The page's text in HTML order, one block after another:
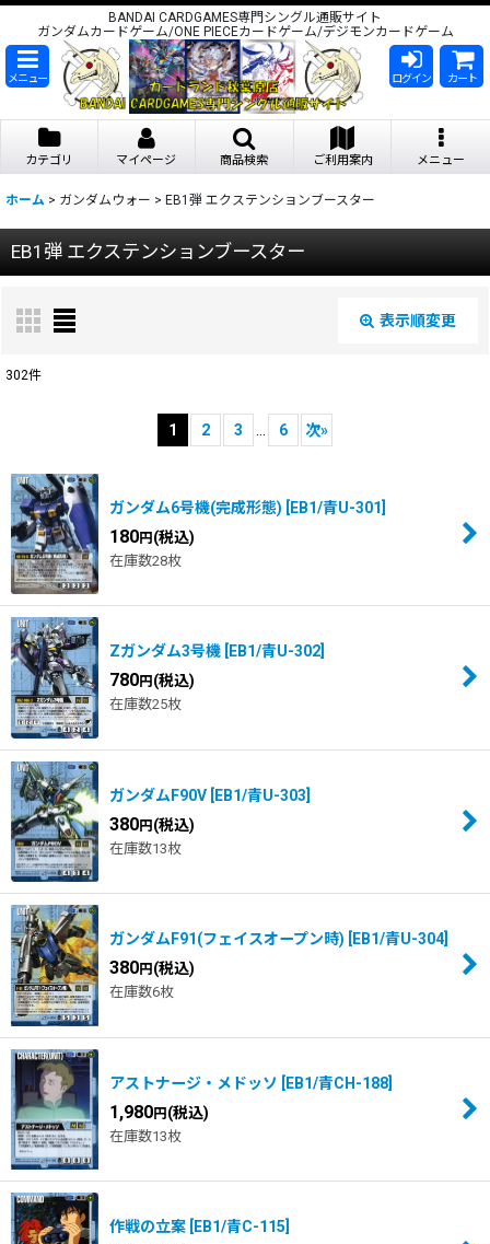
BANDAI CARDGAMES専門シングル通販サイト
ガンダムカードゲーム/ONE PIECEカードゲーム/デジモンカードゲーム
メニュー ログイン カート
カテゴリ マイページ 商品検索 ご利用案内 メニュー
ホーム > ガンダムウォー > EB1弾 エクステンションブースター
EB1弾 エクステンションブースター
表示順変更
並び順:
302件
1 2 3 6 次»
ガンダム6号機(完成形態) EB1/青U-301
180円 (税込)
在庫数28枚
Zガンダム3号機 EB1/青U-302
780円 (税込)
在庫数25枚
ガンダムF90V EB1/青U-303
380円 (税込)
在庫数13枚
ガンダムF91(フェイスオープン時) EB1/青U-304]
380円 (税込)
在庫数6枚
アストナージ・メドッソ EB1/青CH-188
1,980円 (税込)
在庫数13枚
作戦の立案 EB1/青C-115